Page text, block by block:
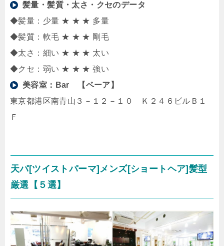
髪量・髪質・太さ・クセのデータ
◆髪量：少量 ★ ★ ★ 多量
◆髪質：軟毛 ★ ★ ★ 剛毛
◆太さ：細い ★ ★ ★ 太い
◆クセ：弱い ★ ★ ★ 強い
美容室： Bar 【ベーア】
東京都港区南青山３－１２－１０ Ｋ２４６ビルＢ１
Ｆ
天パ[ツイストパーマ]メンズ[ショートヘア]髪型
厳選【５選】